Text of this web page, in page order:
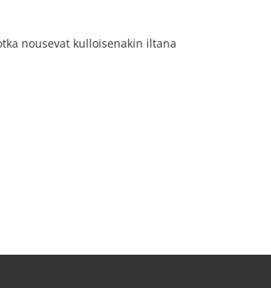
nousevat kulloisenakin iltana